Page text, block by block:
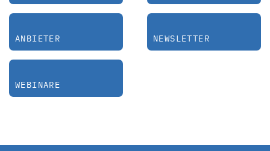
ANBIETER NEWSLETTER
WEBINARE